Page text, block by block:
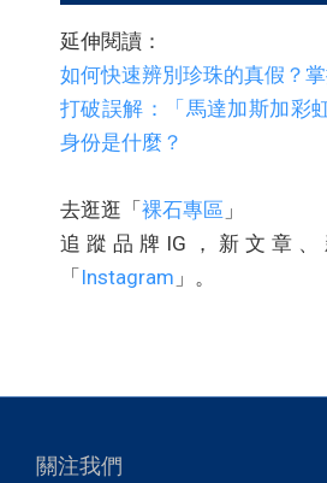
延伸閱讀：
如何快速辨別珍珠的真假？
打破誤解：「馬達加斯加彩
身份是什麼？
去逛逛「裸石專區 」
追蹤品牌IG，新文章
「Instagram 」。
關注我們